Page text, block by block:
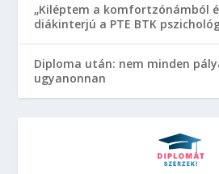
„Kiléptem a komfortzónámból
diákinterjú a PTE BTK
Diploma után: nem minden
ugyanonnan